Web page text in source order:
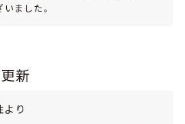
ました。
新
り